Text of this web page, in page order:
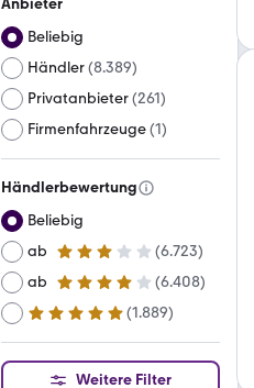
Anbieter
Beliebig
Händler(8.389)
Privatanbieter(261)
Firmenfahrzeuge(1)
Händlerbewertung
Beliebig
ab
3 Sterne (6.723)
ab
4 Sterne (6.408)
ab
5 Sterne (1.889)
Weitere Filter